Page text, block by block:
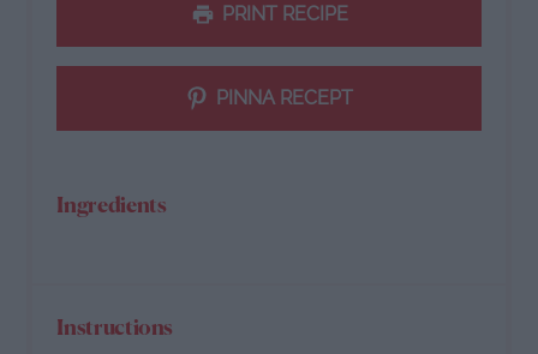
PRINT RECIPE
PINNA RECEPT
Ingredients
Instructions